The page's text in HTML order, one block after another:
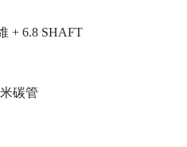
+ 6.8 SHAFT
碳管